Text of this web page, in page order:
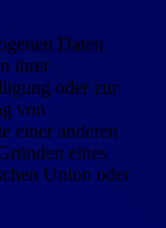
Daten
ihrer
oder zur
von
einer anderen
eines
Union oder